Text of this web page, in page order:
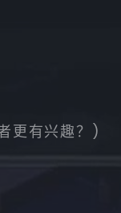
更有兴趣？)